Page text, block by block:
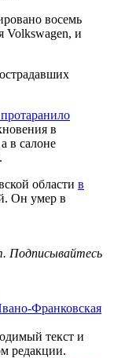
восемь
Volkswagen, и
в
в салоне
области в
Он умер в
Подписывайтесь
Франковская
текст и
редакции.